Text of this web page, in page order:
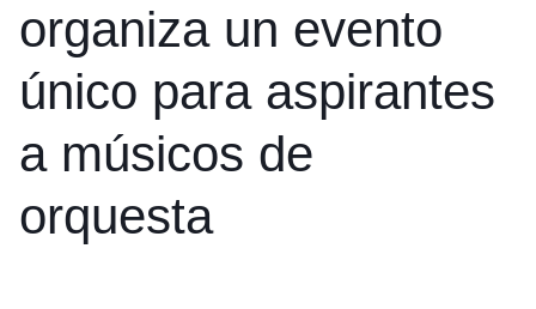
organiza un evento
único para aspirantes
a músicos de
orquesta